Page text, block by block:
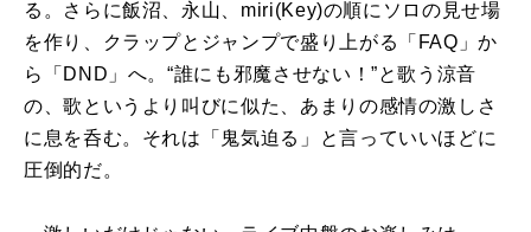
る。さらに飯沼、永山、miri(Key)の順にソロの見せ場
を作り、クラップとジャンプで盛り上がる「FAQ」か
ら「DND」へ。“誰にも邪魔させない！”と歌う涼音
の、歌というより叫びに似た、あまりの感情の激しさ
に息を呑む。それは「鬼気迫る」と言っていいほどに
圧倒的だ。